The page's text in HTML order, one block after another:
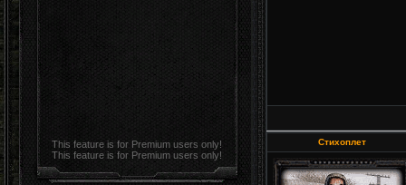
This feature is for Premium users only!
This feature is for Premium users only!
Стихоплет